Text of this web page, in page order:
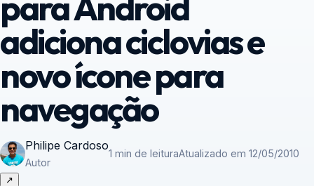
adiciona ciclovias e
novo ícone para
navegação
Philipe Cardoso
Autor
1 min de leituraAtualizado em 12/05/2010
↗